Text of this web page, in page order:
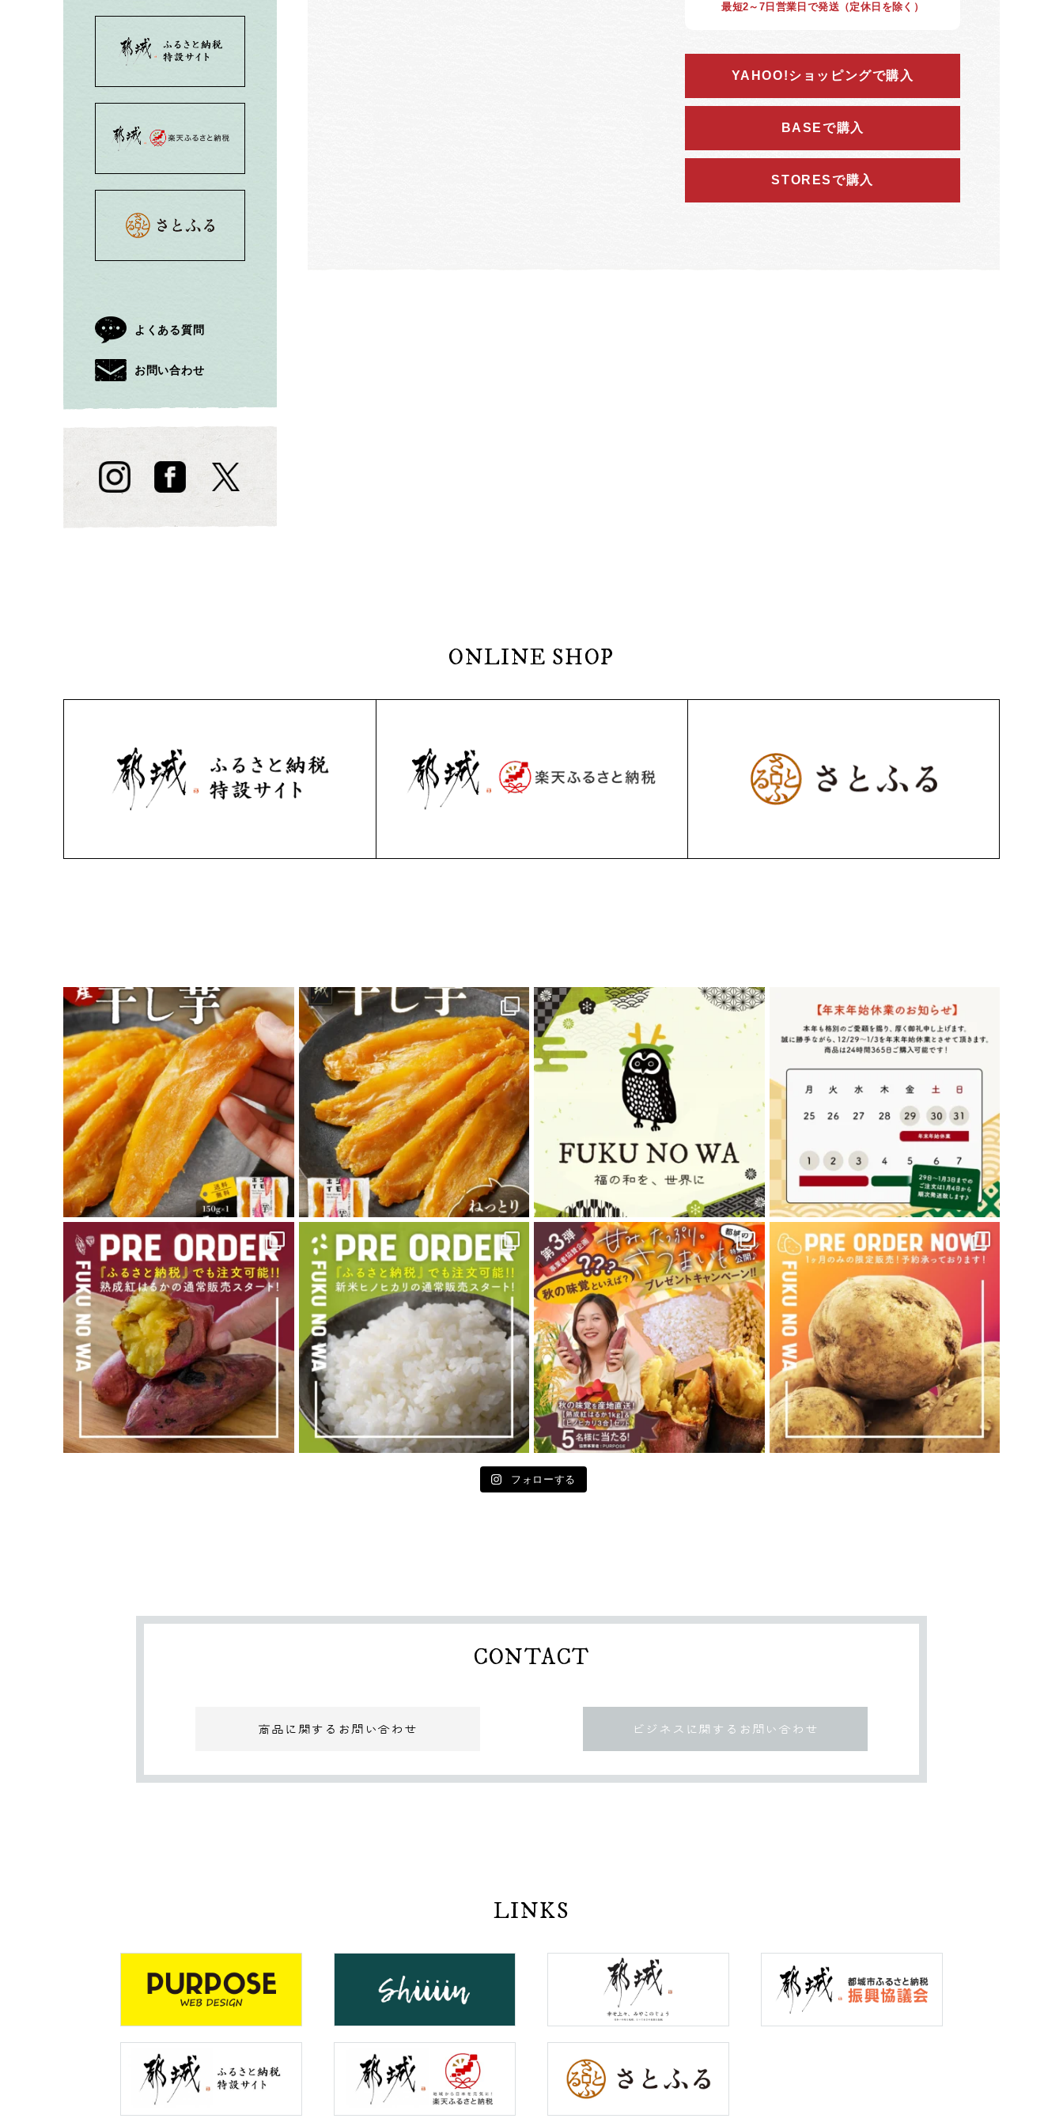
よくある質問
お問い合わせ
最短2～7日営業日で発送（定休日を除く）
YAHOO!ショッピングで購入
BASEで購入
STORESで購入
ONLINE SHOP
フォローする
CONTACT
商品に関するお問い合わせ ビジネスに関するお問い合わせ
LINKS